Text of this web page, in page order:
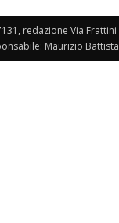
redazione Via
Maurizio